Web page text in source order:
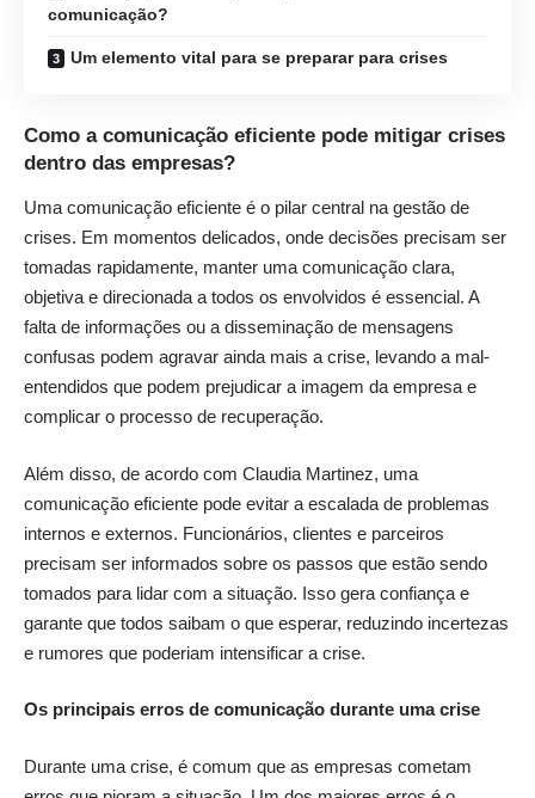
comunicação?
Um elemento vital para se preparar para crises
Como a comunicação eficiente pode mitigar crises
dentro das empresas?
Uma comunicação eficiente é o pilar central na gestão de
crises. Em momentos delicados, onde decisões precisam ser
tomadas rapidamente, manter uma comunicação clara,
objetiva e direcionada a todos os envolvidos é essencial. A
falta de informações ou a disseminação de mensagens
confusas podem agravar ainda mais a crise, levando a mal-
entendidos que podem prejudicar a imagem da empresa e
complicar o processo de recuperação.
Além disso, de acordo com Claudia Martinez, uma
comunicação eficiente pode evitar a escalada de problemas
internos e externos. Funcionários, clientes e parceiros
precisam ser informados sobre os passos que estão sendo
tomados para lidar com a situação. Isso gera confiança e
garante que todos saibam o que esperar, reduzindo incertezas
e rumores que poderiam intensificar a crise.
Os principais erros de comunicação durante uma crise
Durante uma crise, é comum que as empresas cometam